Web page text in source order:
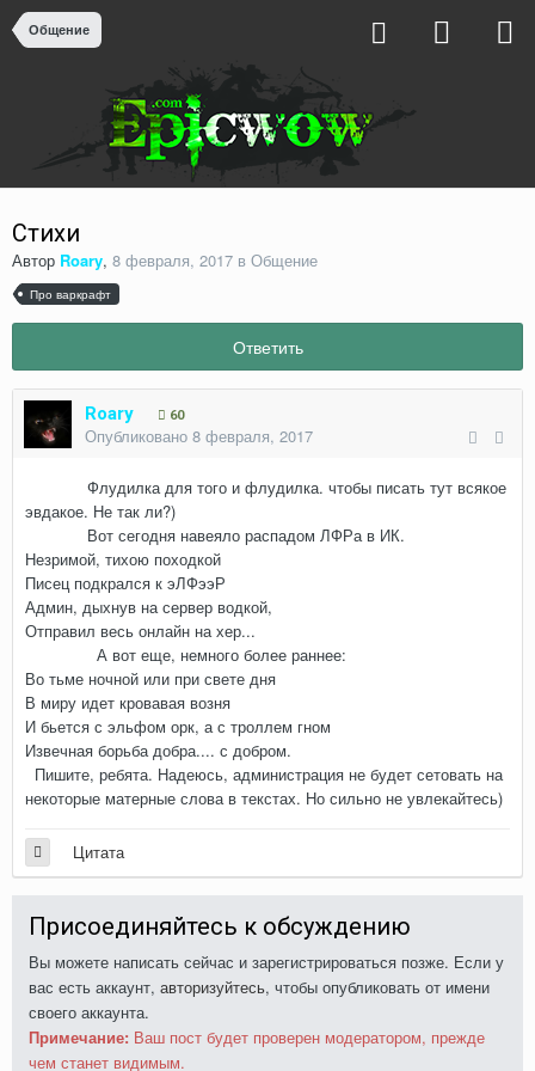
Общение
Стихи
Автор Roary, 8 февраля, 2017 в Общение
Про варкрафт
Ответить
Roary 60
Опубликовано 8 февраля, 2017
Флудилка для того и флудилка. чтобы писать тут всякое
эвдакое. Не так ли?)
Вот сегодня навеяло распадом ЛФРа в ИК.
Незримой, тихою походкой
Писец подкрался к эЛФээР
Админ, дыхнув на сервер водкой,
Отправил весь онлайн на хер...
А вот еще, немного более раннее:
Во тьме ночной или при свете дня
В миру идет кровавая возня
И бьется с эльфом орк, а с троллем гном
Извечная борьба добра.... с добром.
Пишите, ребята. Надеюсь, администрация не будет сетовать на
некоторые матерные слова в текстах. Но сильно не увлекайтесь)
Цитата
Присоединяйтесь к обсуждению
Вы можете написать сейчас и зарегистрироваться позже. Если у
вас есть аккаунт, авторизуйтесь, чтобы опубликовать от имени
своего аккаунта.
Примечание: Ваш пост будет проверен модератором, прежде
чем станет видимым.